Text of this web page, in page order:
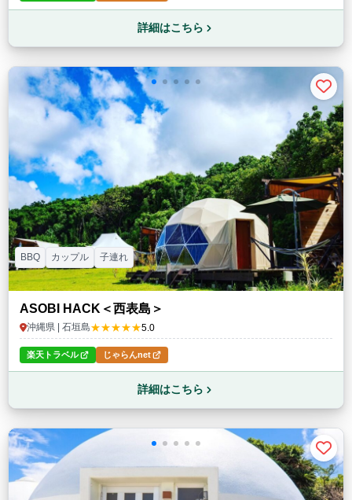
詳細はこちら
ASOBI HACK＜西表島＞
沖縄県 | 石垣島★★★★★5.0
BBQ カップル 子連れ
楽天トラベル じゃらんnet
詳細はこちら